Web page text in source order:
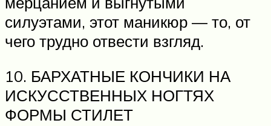
силуэтами, этот маникюр — то, от
чего трудно отвести взгляд.
10. БАРХАТНЫЕ КОНЧИКИ НА
ИСКУССТВЕННЫХ НОГТЯХ
ФОРМЫ СТИЛЕТ